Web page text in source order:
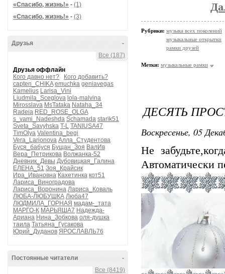
«Спасибо, жизнь!» - (1)
«Спасибо, жизнь!» - (3)
-
Друзья
Все (187)
Друзья оффлайн
Кого давно нет?
Кого добавить?
capten_CHIKA emuchka geniavegas
Kamelius Larisa_Vini
Liudmila_Sceglova lola-malvina
Mirosslava MsTataka Nataha_34
Radeia RED_ROSE_OLGA
s_vami_Nadeshda Schamada starik51
Sveta_Savyhska T-L TANIUSA47
TimOlya Valentina_begi
Vera_Larionova Алла_Студентова
Буся_бабуся Бущан_Зоя ВалИв
Вера_Петрикова Волжанка-52
Дневник_Девы Дубовицкая_Галина
ЕЛЕНА_51 Зоя_Крайсик
Ира_Ивановна Кахетинка кот51
Лариса_Виноградова
Лариса_Воронина Лариса_Коваль
ЛЮБА-ЛЮБУШКА Люба47
ЛЮДМИЛА_ГОРНАЯ мадам-_тата
МАРГО-К МАРЬЯША7 Надежда-
Ариана Нина_Зобкова оля-душка
таила Татьяна_Гусакова
Юрий_Дуданов ЯРОСЛАВЛЬ76
-
Постоянные читатели
Все (8419)
Рубрики: музыка всех поколений
музыкальные открытки
рамки друзей
Метки: музыкальные рамки
ДЕСЯТЬ
Воскресенье, 05
Не
Автоматически